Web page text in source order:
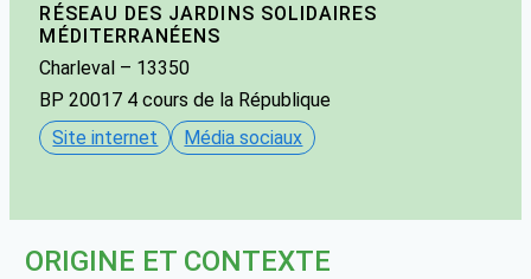
RÉSEAU DES JARDINS SOLIDAIRES
MÉDITERRANÉENS
Charleval – 13350
BP 20017 4 cours de la République
Site internet
Média sociaux
ORIGINE ET CONTEXTE